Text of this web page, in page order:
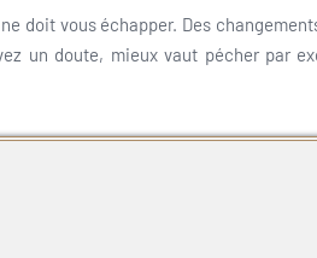
doit vous échapper. Des
un doute, mieux vaut pécher par